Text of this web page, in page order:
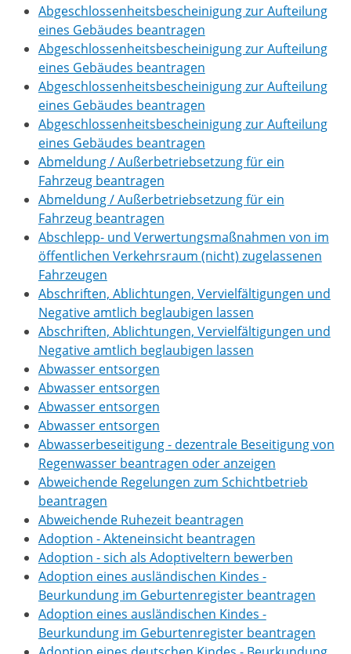
Abgeschlossenheitsbescheinigung zur Aufteilung
eines Gebäudes beantragen
Abgeschlossenheitsbescheinigung zur Aufteilung
eines Gebäudes beantragen
Abgeschlossenheitsbescheinigung zur Aufteilung
eines Gebäudes beantragen
Abgeschlossenheitsbescheinigung zur Aufteilung
eines Gebäudes beantragen
Abmeldung / Außerbetriebsetzung für ein
Fahrzeug beantragen
Abmeldung / Außerbetriebsetzung für ein
Fahrzeug beantragen
Abschlepp- und Verwertungsmaßnahmen von im
öffentlichen Verkehrsraum (nicht) zugelassenen
Fahrzeugen
Abschriften, Ablichtungen, Vervielfältigungen und
Negative amtlich beglaubigen lassen
Abschriften, Ablichtungen, Vervielfältigungen und
Negative amtlich beglaubigen lassen
Abwasser entsorgen
Abwasser entsorgen
Abwasser entsorgen
Abwasser entsorgen
Abwasserbeseitigung - dezentrale Beseitigung von
Regenwasser beantragen oder anzeigen
Abweichende Regelungen zum Schichtbetrieb
beantragen
Abweichende Ruhezeit beantragen
Adoption - Akteneinsicht beantragen
Adoption - sich als Adoptiveltern bewerben
Adoption eines ausländischen Kindes -
Beurkundung im Geburtenregister beantragen
Adoption eines ausländischen Kindes -
Beurkundung im Geburtenregister beantragen